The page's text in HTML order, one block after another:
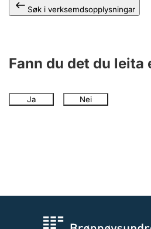
Søk i verksemdsopplysningar
Fann du det du leita
Ja Nei